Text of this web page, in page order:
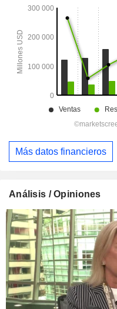
Más datos financieros
Análisis / Opiniones